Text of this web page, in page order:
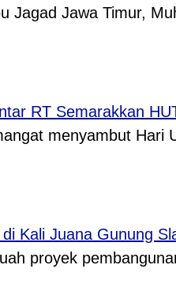
Jagad Jawa Timur,
RT Semarakkan
menyambut Hari
Kali Juana Gunung
proyek